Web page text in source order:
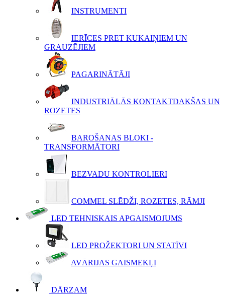
INSTRUMENTI
IERĪCES PRET KUKAIŅIEM UN
GRAUZĒJIEM
PAGARINĀTĀJI
INDUSTRIĀLĀS KONTAKTDAKŠAS UN
ROZETES
BAROŠANAS BLOKI -
TRANSFORMĀTORI
BEZVADU KONTROLIERI
COMMEL SLĒDŽI, ROZETES, RĀMJI
LED TEHNISKAIS APGAISMOJUMS
LED PROŽEKTORI UN STATĪVI
AVĀRIJAS GAISMEKĻI
DĀRZAM